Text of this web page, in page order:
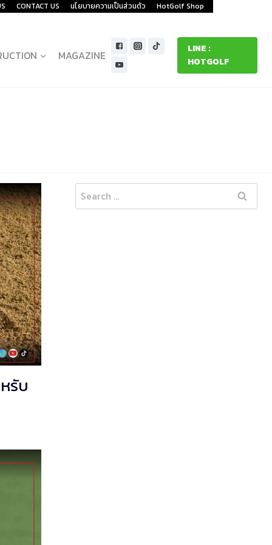
CONTACT US นโยบายความเป็นส่วนตัว HotGolf Shop
MAGAZINE
LINE :
HOTGOLF
รับ
Search
for: